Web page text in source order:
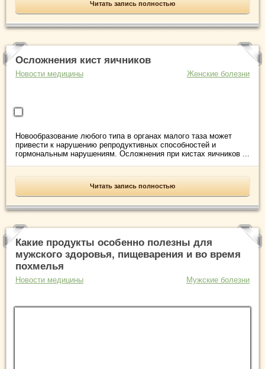
Читать запись полностью
Осложнения кист яичников
Новости медицины Женские болезни
Новообразование любого типа в органах малого таза может
привести к нарушению репродуктивных способностей и
гормональным нарушениям. Осложнения при кистах яичников ...
Читать запись полностью
Какие продукты особенно полезны для
мужского здоровья, пищеварения и во время
похмелья
Новости медицины Мужские болезни